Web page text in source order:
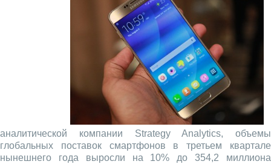
аналитической компании Strategy Analytics, объемы
глобальных поставок смартфонов в третьем квартале
нынешнего года выросли на 10% до 354,2 миллиона